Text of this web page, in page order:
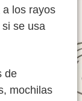
los rayos
se usa
de
mochilas